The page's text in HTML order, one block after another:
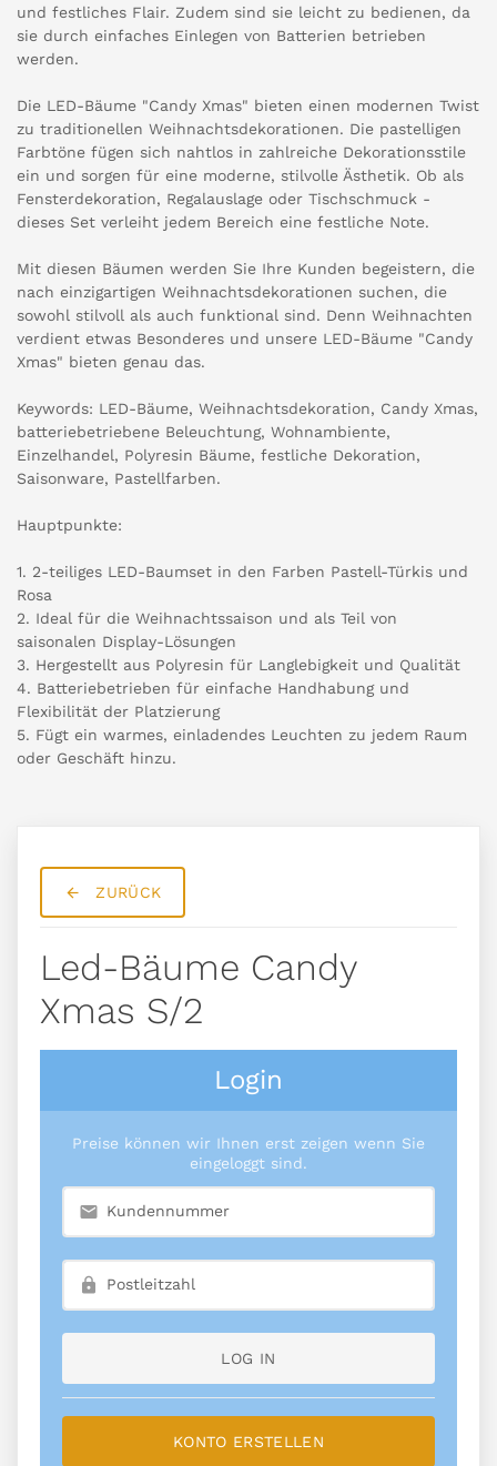
und festliches Flair. Zudem sind sie leicht zu bedienen, da
sie durch einfaches Einlegen von Batterien betrieben
werden.
Die LED-Bäume "Candy Xmas" bieten einen modernen Twist
zu traditionellen Weihnachtsdekorationen. Die pastelligen
Farbtöne fügen sich nahtlos in zahlreiche Dekorationsstile
ein und sorgen für eine moderne, stilvolle Ästhetik. Ob als
Fensterdekoration, Regalauslage oder Tischschmuck -
dieses Set verleiht jedem Bereich eine festliche Note.
Mit diesen Bäumen werden Sie Ihre Kunden begeistern, die
nach einzigartigen Weihnachtsdekorationen suchen, die
sowohl stilvoll als auch funktional sind. Denn Weihnachten
verdient etwas Besonderes und unsere LED-Bäume "Candy
Xmas" bieten genau das.
Keywords: LED-Bäume, Weihnachtsdekoration, Candy Xmas,
batteriebetriebene Beleuchtung, Wohnambiente,
Einzelhandel, Polyresin Bäume, festliche Dekoration,
Saisonware, Pastellfarben.
Hauptpunkte:
1. 2-teiliges LED-Baumset in den Farben Pastell-Türkis und
Rosa
2. Ideal für die Weihnachtssaison und als Teil von
saisonalen Display-Lösungen
3. Hergestellt aus Polyresin für Langlebigkeit und Qualität
4. Batteriebetrieben für einfache Handhabung und
Flexibilität der Platzierung
5. Fügt ein warmes, einladendes Leuchten zu jedem Raum
oder Geschäft hinzu.
ZURÜCK
Led-Bäume Candy
Xmas S/2
Login
Preise können wir Ihnen erst zeigen wenn Sie
eingeloggt sind.
LOG IN
KONTO ERSTELLEN